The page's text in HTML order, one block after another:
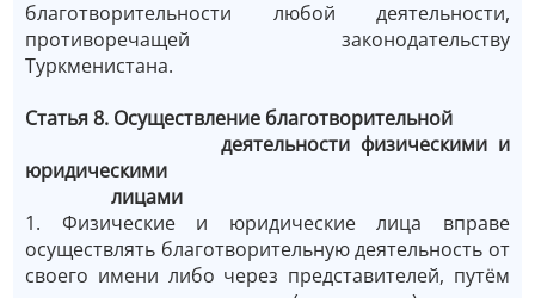
благотворительности любой деятельности,
противоречащей законодательству
Туркменистана.
Статья 8. Осуществление благотворительной
деятельности физическими и
юридическими
лицами
1. Физические и юридические лица вправе
осуществлять благотворительную деятельность от
своего имени либо через представителей, путём